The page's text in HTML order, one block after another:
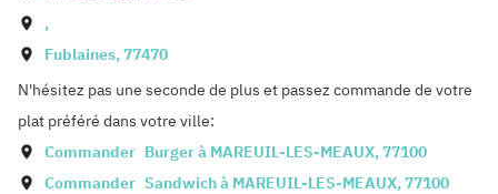
,
Fublaines,77470
N'hésitez pas une seconde de plus et passez commande de votre
plat préféré dans votre ville:
Commander Burger à MAREUIL-LES-MEAUX,77100
Commander Sandwich à MAREUIL-LES-MEAUX,77100